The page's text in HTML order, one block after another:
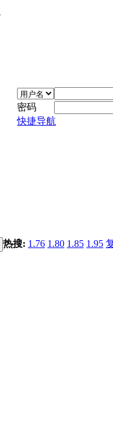
密码
快捷导航
热搜: 1.76 1.80 1.85 1.95